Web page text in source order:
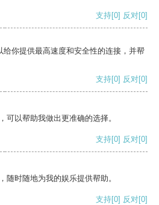
支持[0] 反对[0]
你提供最高速度和安全性的连接，并帮
支持[0] 反对[0]
可以帮助我做出更准确的选择。
支持[0] 反对[0]
随时随地为我的娱乐提供帮助。
支持[0] 反对[0]